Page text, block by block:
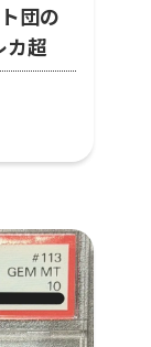
団の
カ超